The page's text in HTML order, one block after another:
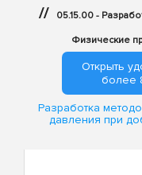
// 05.15.00 -
Физические
Открыть
более
Разработка
давления при